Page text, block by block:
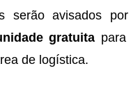
serão avisados
gratuita
de logística.